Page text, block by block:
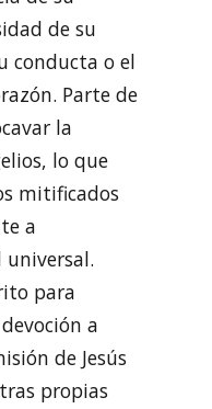
de su
conducta o el
Parte de
la
lo que
mitificados
a
universal.
para
a
de Jesús
propias